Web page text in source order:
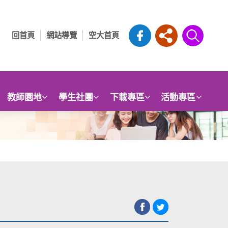
回首頁 網站導覽 空大首頁
教師園地 學生社團 下載專區 活動專區